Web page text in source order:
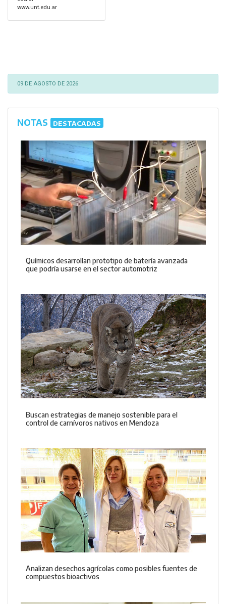
www.unt.edu.ar
09 DE AGOSTO DE 2026
NOTAS DESTACADAS
Químicos desarrollan prototipo de batería avanzada
que podría usarse en el sector automotriz
Buscan estrategias de manejo sostenible para el
control de carnívoros nativos en Mendoza
Analizan desechos agrícolas como posibles fuentes de
compuestos bioactivos